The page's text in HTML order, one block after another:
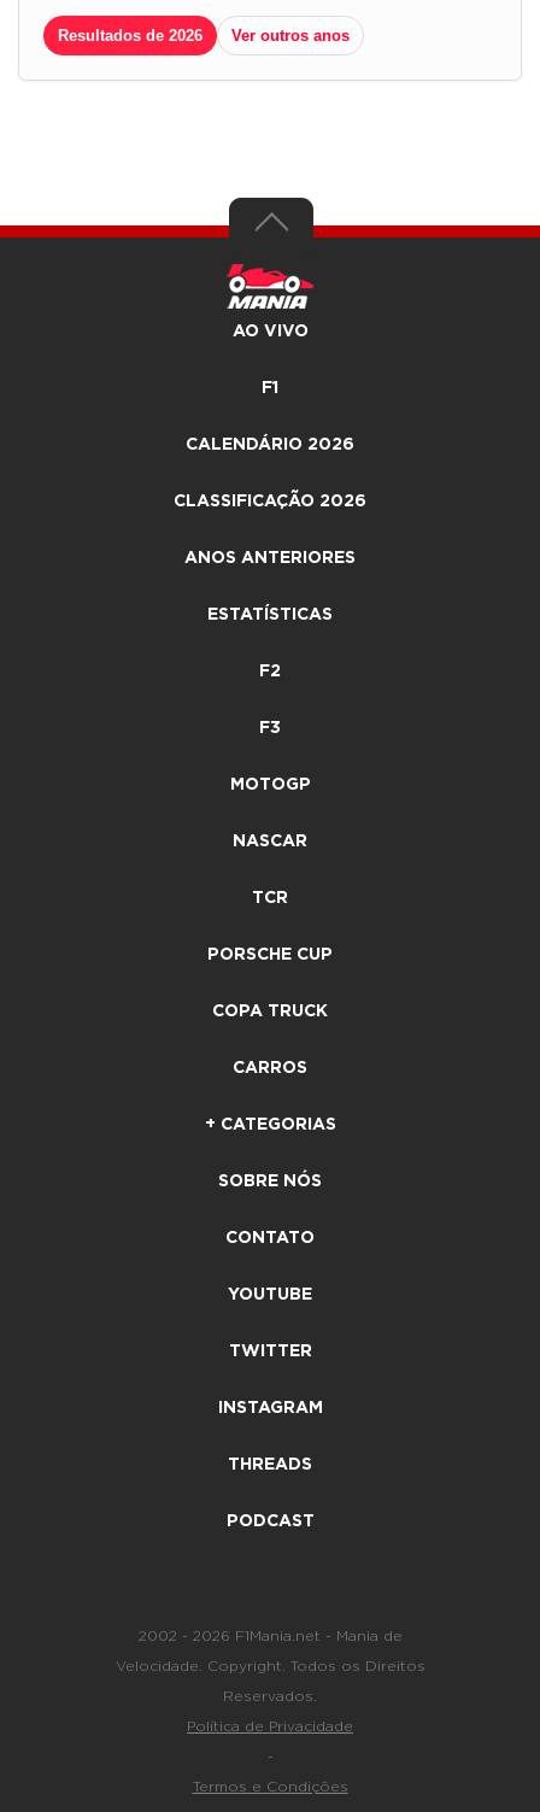
Resultados de 2026 Ver outros anos
AO VIVO
F1
CALENDÁRIO 2026
CLASSIFICAÇÃO 2026
ANOS ANTERIORES
ESTATÍSTICAS
F2
F3
MOTOGP
NASCAR
TCR
PORSCHE CUP
COPA TRUCK
CARROS
+ CATEGORIAS
SOBRE NÓS
CONTATO
YOUTUBE
TWITTER
INSTAGRAM
THREADS
PODCAST
2002 - 2026 F1Mania.net - Mania de
Velocidade. Copyright. Todos os Direitos
Reservados.
Política de Privacidade
-
Termos e Condições